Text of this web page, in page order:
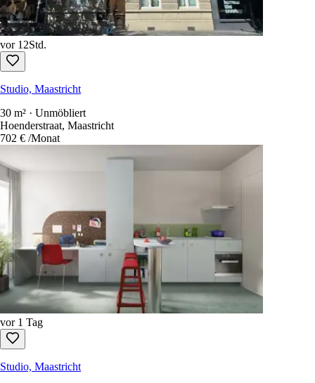
vor 12Std.
Studio, Maastricht
30 m² · Unmöbliert
Hoenderstraat, Maastricht
702 € /Monat
vor 1 Tag
Studio, Maastricht